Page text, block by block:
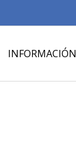
INFORMACIÓN